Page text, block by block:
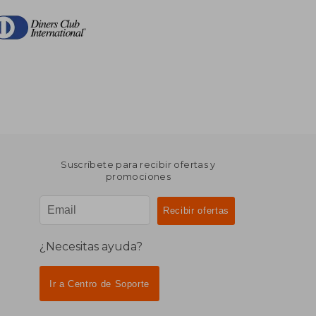
Suscríbete para recibir ofertas y
promociones
¿Necesitas ayuda?
Ir a Centro de Soporte